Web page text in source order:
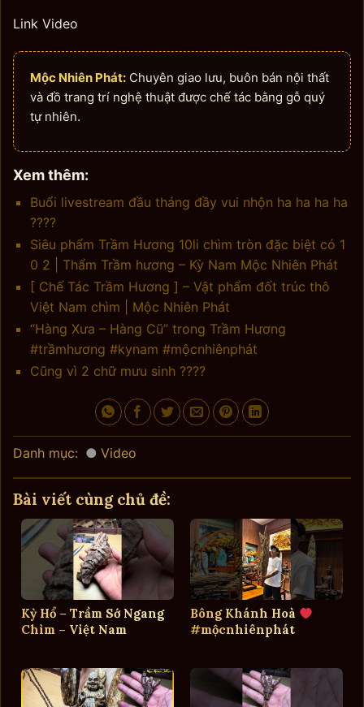
Link Video
Mộc Nhiên Phát: Chuyên giao lưu, buôn bán nội thất
và đồ trang trí nghệ thuật được chế tác bằng gỗ quý
tự nhiên.
Xem thêm:
Buổi livestream đầu tháng đầy vui nhộn ha ha ha ha
????
Siêu phẩm Trầm Hương 10li chìm tròn đặc biệt có 1
0 2 | Thẩm Trầm hương – Kỳ Nam Mộc Nhiên Phát
[ Chế Tác Trầm Hương ] – Vật phẩm đốt trúc thô
Việt Nam chìm | Mộc Nhiên Phát
“Hàng Xưa – Hàng Cũ” trong Trầm Hương
#trầmhương #kynam #mộcnhiênphát
Cũng vì 2 chữ mưu sinh ????
Danh mục: Video
Bài viết cùng chủ đề:
Kỳ Hổ – Trầm Sớ Ngang
Chìm – Việt Nam
Bông Khánh Hoà
#mộcnhiênphát